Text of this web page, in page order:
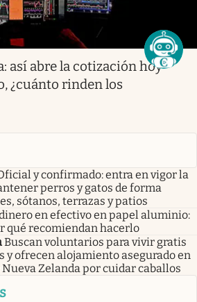
así abre la cotización hoy
¿cuánto rinden los
y confirmado: entra en vigor la
perros y gatos de forma
sótanos, terrazas y patios
en efectivo en papel aluminio:
qué recomiendan hacerlo
Buscan voluntarios para vivir gratis
y ofrecen alojamiento asegurado en
Zelanda por cuidar caballos